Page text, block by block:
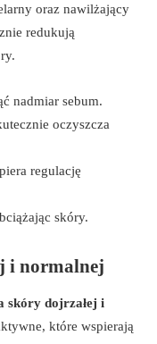
oraz nawilżający
redukują
nadmiar sebum.
oczyszcza
regulację
skóry.
i normalnej
skóry dojrzałej i
które wspierają